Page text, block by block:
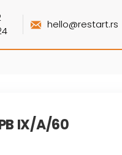
hello@restart.rs
IX/A/60